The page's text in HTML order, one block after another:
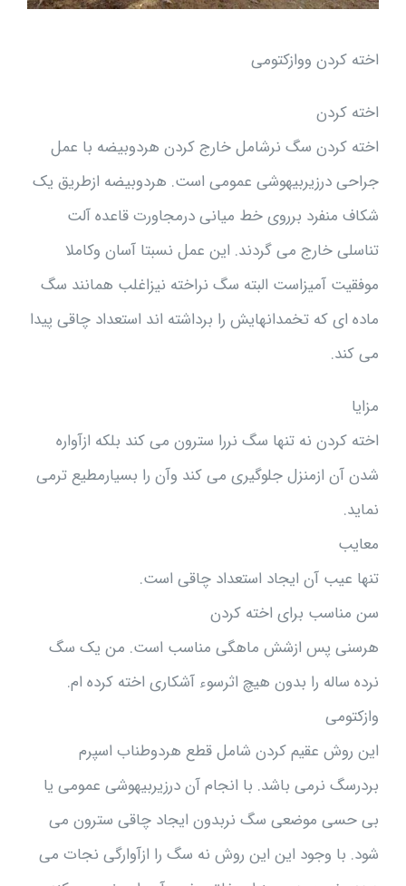
اخته کردن ووازکتومی
اخته کردن
اخته کردن سگ نرشامل خارج کردن هردوبیضه با عمل
جراحی درزیربیهوشی عمومی است. هردوبیضه ازطریق یک
شکاف منفرد برروی خط میانی درمجاورت قاعده آلت
تناسلی خارج می گردند. این عمل نسبتا آسان وکاملا
موفقیت آمیزاست البته سگ نراخته نیزاغلب همانند سگ
ماده ای که تخمدانهایش را برداشته اند استعداد چاقی پیدا
می کند.
مزایا
اخته کردن نه تنها سگ نررا سترون می کند بلکه ازآواره
شدن آن ازمنزل جلوگیری می کند وآن را بسیارمطیع ترمی
نماید.
معایب
تنها عیب آن ایجاد استعداد چاقی است.
سن مناسب برای اخته کردن
هرسنی پس ازشش ماهگی مناسب است. من یک سگ
نرده ساله را بدون هیچ اثرسوء آشکاری اخته کرده ام.
وازکتومی
این روش عقیم کردن شامل قطع هردوطناب اسپرم
بردرسگ نرمی باشد. با انجام آن درزیربیهوشی عمومی یا
بی حسی موضعی سگ نربدون ایجاد چاقی سترون می
شود. با وجود این این روش نه سگ را ازآوارگی نجات می